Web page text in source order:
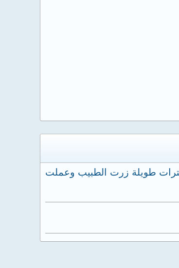
طويلة زرت الطبيب وعملت